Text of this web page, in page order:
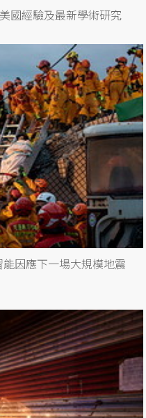
國經驗及最新學術研究
因應下一場大規模地震